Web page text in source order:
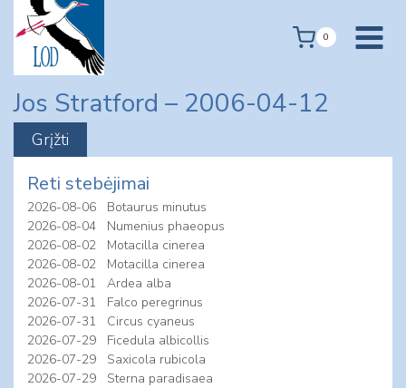
content
0
Jos Stratford – 2006-04-12
Reti stebėjimai
2026-08-06
Botaurus minutus
2026-08-04
Numenius phaeopus
2026-08-02
Motacilla cinerea
2026-08-02
Motacilla cinerea
2026-08-01
Ardea alba
2026-07-31
Falco peregrinus
2026-07-31
Circus cyaneus
2026-07-29
Ficedula albicollis
2026-07-29
Saxicola rubicola
2026-07-29
Sterna paradisaea